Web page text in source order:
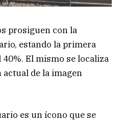
prosiguen con la
estando la primera
40%. El mismo se localiza
de la imagen
es un ícono que se